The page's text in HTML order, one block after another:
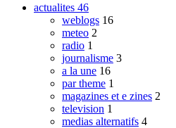
actualites 46
weblogs 16
meteo 2
radio 1
journalisme 3
a la une 16
par theme 1
magazines et e zines 2
television 1
medias alternatifs 4